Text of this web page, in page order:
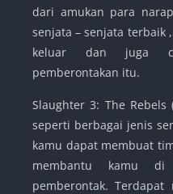
dari amukan para
senjata – senjata terbaik
keluar dan juga
pemberontakan itu.
Slaughter 3: The
seperti berbagai jenis
kamu dapat membuat
membantu kamu di
pemberontak.